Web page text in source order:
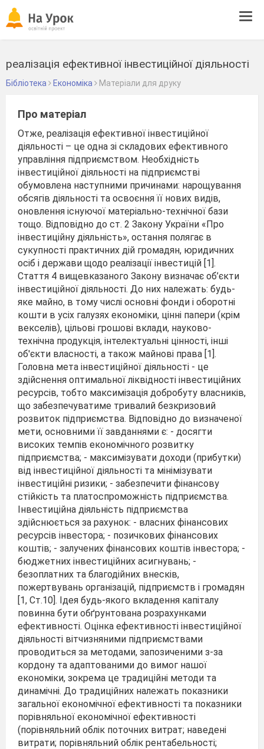
реалізація ефективної інвестиційної діяльності
Бібліотека Економіка Матеріали для друку
Про матеріал
Отже, реалізація ефективної інвестиційної
діяльності – це одна зі складових ефективного
управління підприємством. Необхідність
інвестиційної діяльності на підприємстві
обумовлена наступними причинами: нарощування
обсягів діяльності та освоєння її нових видів,
оновлення існуючої матеріально-технічної бази
тощо. Відповідно до ст. 2 Закону України «Про
інвестиційну діяльність», остання полягає в
сукупності практичних дій громадян, юридичних
осіб і держави щодо реалізації інвестицій [1].
Стаття 4 вищевказаного Закону визначає об’єкти
інвестиційної діяльності. До них належать: будь-
яке майно, в тому числі основні фонди і оборотні
кошти в усіх галузях економіки, цінні папери (крім
векселів), цільові грошові вклади, науково-
технічна продукція, інтелектуальні цінності, інші
об'єкти власності, а також майнові права [1].
Головна мета інвестиційної діяльності - це
здійснення оптимальної ліквідності інвестиційних
ресурсів, тобто максимізація добробуту власників,
що забезпечуватиме тривалий безкризовий
розвиток підприємства. Відповідно до визначеної
мети, основними її завданнями є: - досягти
високих темпів економічного розвитку
підприємства; - максимізувати доходи (прибутки)
від інвестиційної діяльності та мінімізувати
інвестиційні ризики; - забезпечити фінансову
стійкість та платоспроможність підприємства.
Інвестиційна діяльність підприємства
здійснюється за рахунок: - власних фінансових
ресурсів інвестора; - позичкових фінансових
коштів; - залучених фінансових коштів інвестора; -
бюджетних інвестиційних асигнувань; -
безоплатних та благодійних внесків,
пожертвувань організацій, підприємств і громадян
[1, Ст.10]. Ідея будь-якого вкладення капіталу
повинна бути обґрунтована розрахунками
ефективності. Оцінка ефективності інвестиційної
діяльності вітчизняними підприємствами
проводиться за методами, запозиченими з-за
кордону та адаптованими до вимог нашої
економіки, зокрема це традиційні методи та
динамічні. До традиційних належать показники
загальної економічної ефективності та показники
порівняльної економічної ефективності
(порівняльний облік поточних витрат; наведені
витрати; порівняльний облік рентабельності;